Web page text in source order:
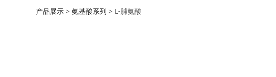
产品展示 > 氨基酸系列 > L-脯氨酸